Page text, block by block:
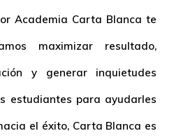
Academia Carta Blanca te
maximizar resultado,
y generar inquietudes
estudiantes para ayudarles
el éxito, Carta Blanca es